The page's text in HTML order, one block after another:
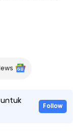
untuk
Follow